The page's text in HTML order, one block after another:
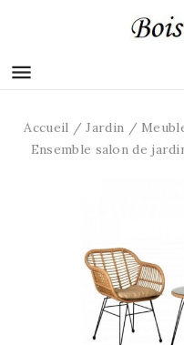

Accueil Jardin
Ensemble salon de